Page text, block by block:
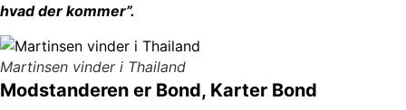
hvad der kommer”.
Martinsen vinder i Thailand
Modstanderen er Bond, Karter Bond